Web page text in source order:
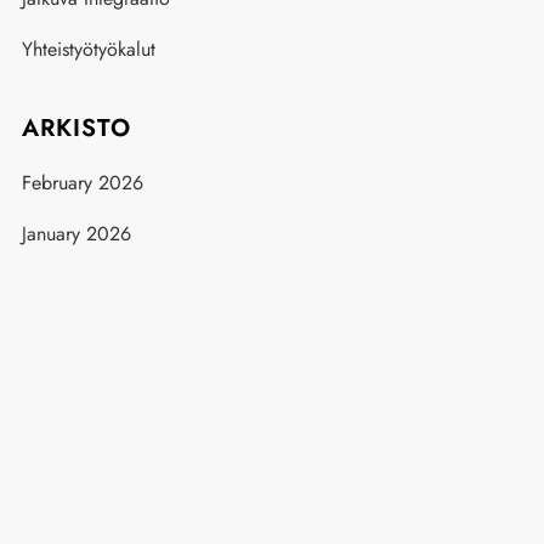
Yhteistyötyökalut
ARKISTO
February 2026
January 2026